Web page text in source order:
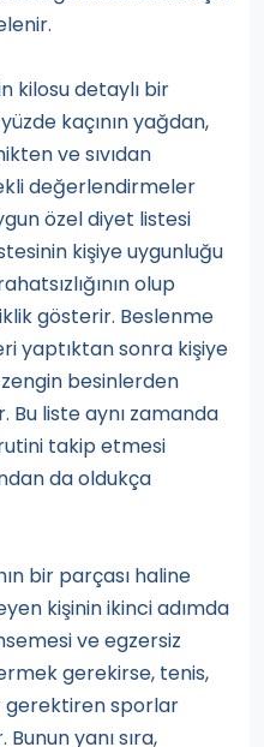
kilosu detaylı bir
kaçının yağdan,
ve sıvıdan
değerlendirmeler
özel diyet listesi
kişiye uygunluğu
olup
gösterir. Beslenme
yaptıktan sonra kişiye
zengin besinlerden
Bu liste aynı zamanda
takip etmesi
da oldukça
bir parçası haline
kişinin ikinci adımda
ve egzersiz
gerekirse, tenis,
gerektiren sporlar
yanı sıra,